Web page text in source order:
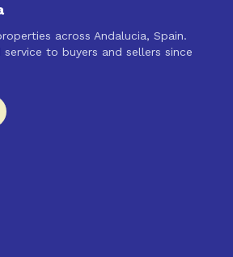
across Andalucia, Spain.
to buyers and sellers since